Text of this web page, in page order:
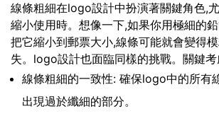
線條粗細在logo設計中扮演著關鍵角色,
縮小使用時。想像一下,如果你用極細的
把它縮小到郵票大小,線條可能就會變得
失。logo設計也面臨同樣的挑戰。關鍵
線條粗細的一致性: 確保logo中的所有
出現過於纖細的部分。